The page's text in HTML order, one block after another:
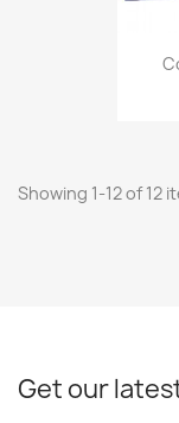
Showing 1-12 of 12
Get our